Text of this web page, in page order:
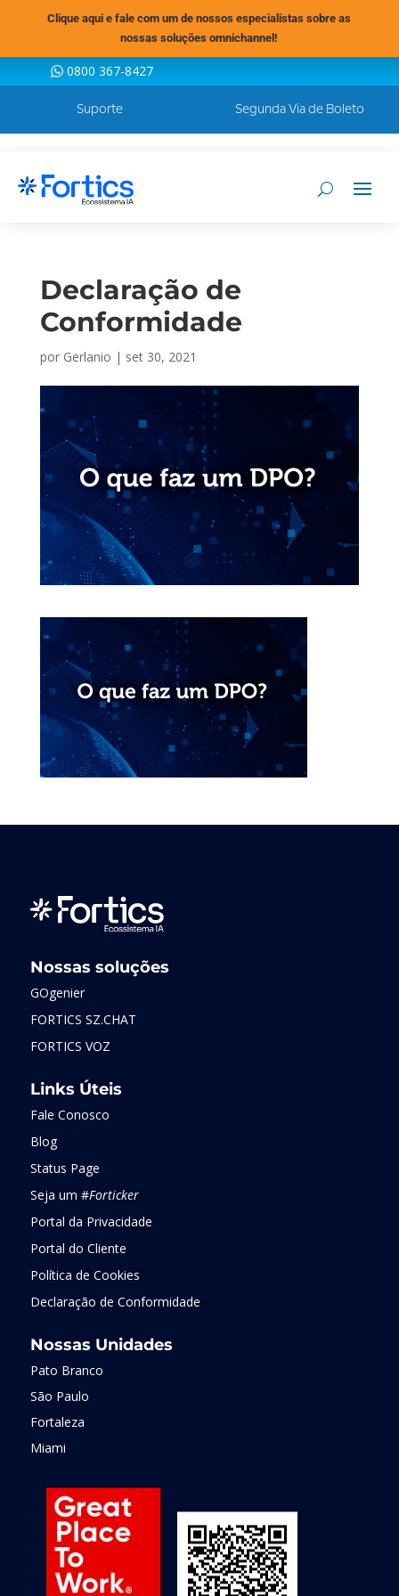
Clique aqui e fale com um de nossos especialistas sobre as
nossas soluções omnichannel!
0800 367-8427
Suporte Segunda Via de Boleto
Declaração de
Conformidade
por Gerlanio | set 30, 2021
Nossas soluções
GOgenier
FORTICS SZ.CHAT
FORTICS VOZ
Links Úteis
Fale Conosco
Blog
Status Page
Seja um #Forticker
Portal da Privacidade
Portal do Cliente
Política de Cookies
Declaração de Conformidade
Nossas Unidades
Pato Branco
São Paulo
Fortaleza
Miami